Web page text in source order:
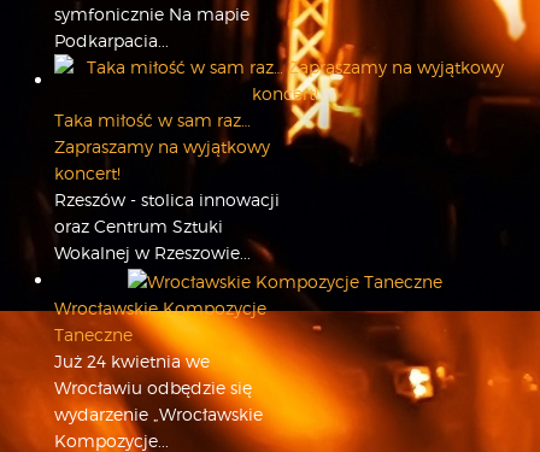
WYDARZENIA
MULTIMEDIA
VIDEO
WARSZTATY
ZGŁOŚ UDZIAŁ
KONTAKT
symfonicznie Na mapie
Podkarpacia...
Taka miłość w sam raz…
Zapraszamy na wyjątkowy
koncert!
Rzeszów - stolica innowacji
oraz Centrum Sztuki
Wokalnej w Rzeszowie...
Wrocławskie Kompozycje
Taneczne
Już 24 kwietnia we
Wrocławiu odbędzie się
wydarzenie „Wrocławskie
Kompozycje...